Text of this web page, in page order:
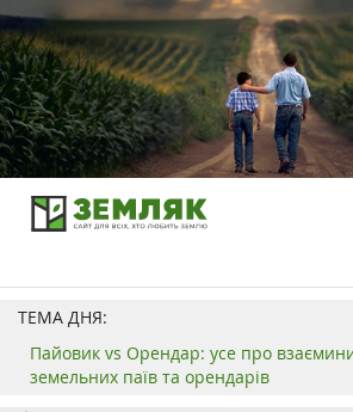
ТЕМА ДНЯ:
Пайовик vs Орендар: усе про
земельних паїв та орендарів